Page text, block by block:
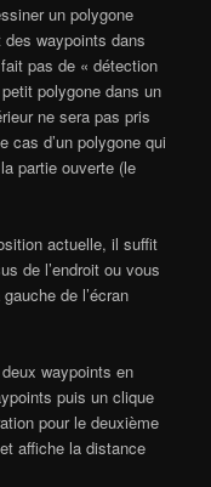
un polygone
waypoints dans
pas de « détection
polygone dans un
ne sera pas pris
cas d’un polygone qui
partie ouverte (le
actuelle, il suffit
de l’endroit ou vous
de l’écran
waypoints en
puis un clique
pour le deuxième
affiche la distance